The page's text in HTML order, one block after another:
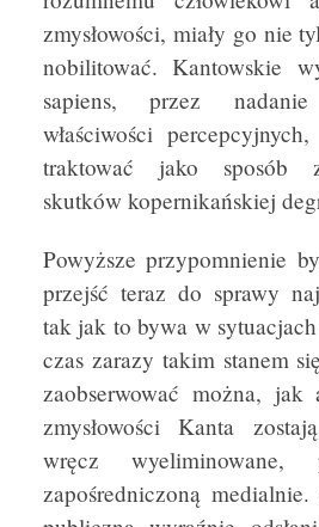
zmysłowości, miały go nie
nobilitować. Kantowskie
sapiens, przez
właściwości
traktować jako sposób
skutków kopernikańskiej
Powyższe przypomnienie
przejść teraz do sprawy
tak jak to bywa w
czas zarazy takim stanem
zaobserwować można, jak
zmysłowości Kanta
wręcz wyeliminowane,
zapośredniczoną